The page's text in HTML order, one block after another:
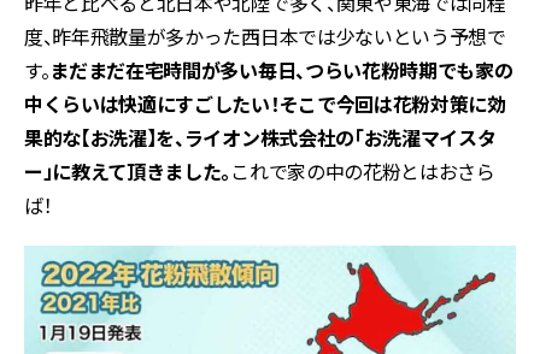
度、昨年飛散量が多かった西日本では少ないという予想で
す。まだまだ在宅時間が多い毎日、つらい花粉時期でも家の
中くらいは快適にすごしたい！そこで今回は花粉対策に効
果的な【お洗濯】を、ライオン株式会社の「お洗濯マイスタ
ー」に教えて頂きました。これで家の中の花粉とはおさら
ば！